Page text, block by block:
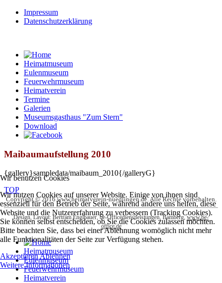
Impressum
Datenschutzerklärung
Heimatmuseum
Eulenmuseum
Feuerwehrmuseum
Heimatverein
Termine
Galerien
Museumsgasthaus "Zum Stern"
Download
Maibaumaufstellung 2010
{gallery}sampledata/maibaum_2010{/galleryG}
TOP
Copyright © 2016 www.heimatverein-nuedlingen.de. Alle Rechte vorbehalten.
Design, Layout: Bertram Englbauer, be-Officedienstleistungen, Bamberg,www.be-
office.de
Heimatmuseum
Eulenmuseum
Feuerwehrmuseum
Heimatverein
Wir benutzen Cookies
Wir nutzen Cookies auf unserer Website. Einige von ihnen sind
essenziell für den Betrieb der Seite, während andere uns helfen, diese
Website und die Nutzererfahrung zu verbessern (Tracking Cookies).
Sie können selbst entscheiden, ob Sie die Cookies zulassen möchten.
Bitte beachten Sie, dass bei einer Ablehnung womöglich nicht mehr
alle Funktionalitäten der Seite zur Verfügung stehen.
AkzeptierenAblehnen
Weitere Informationen